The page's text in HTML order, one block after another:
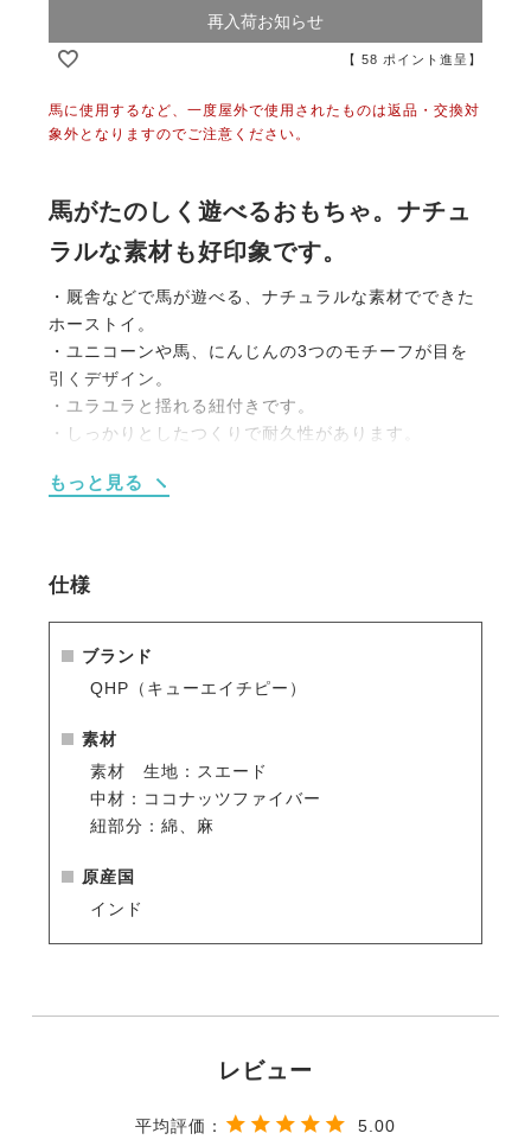
再入荷お知らせ
【 58 ポイント進呈】
馬に使用するなど、一度屋外で使用されたものは返品・交換対
象外となりますのでご注意ください。
馬がたのしく遊べるおもちゃ。ナチュ
ラルな素材も好印象です。
・厩舎などで馬が遊べる、ナチュラルな素材でできた
ホーストイ。
・ユニコーンや馬、にんじんの3つのモチーフが目を
引くデザイン。
・ユラユラと揺れる紐付きです。
・しっかりとしたつくりで耐久性があります。
・天然由来の素材で作った、馬に優しいおもちゃで
もっと見る
仕様
ブランド
QHP（キューエイチピー）
素材
素材 生地：スエード
中材：ココナッツファイバー
紐部分：綿、麻
原産国
インド
5.00